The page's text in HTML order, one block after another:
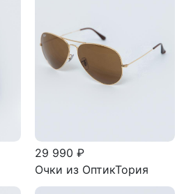
29 990 ₽
Очки из ОптикТория